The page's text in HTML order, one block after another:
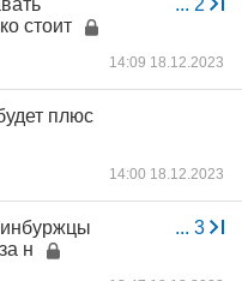
... 2
стоит
14:09 18.12.2023
плюс
14:00 18.12.2023
... 3
н